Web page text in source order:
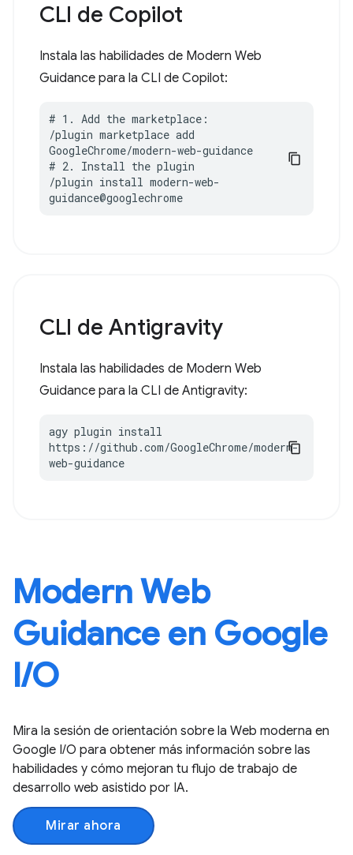
CLI de Copilot
Instala las habilidades de Modern Web
Guidance para la CLI de Copilot:
# 1. Add the marketplace:
/plugin marketplace add
GoogleChrome/modern-web-guidance
# 2. Install the plugin
/plugin install modern-web-
guidance@googlechrome
CLI de Antigravity
Instala las habilidades de Modern Web
Guidance para la CLI de Antigravity:
agy plugin install
https://github.com/GoogleChrome/modern-
web-guidance
Modern Web
Guidance en Google
I / O
Mira la sesión de orientación sobre la Web moderna en
Google I / O para obtener más información sobre las
habilidades y cómo mejoran tu flujo de trabajo de
desarrollo web asistido por IA.
Mirar ahora